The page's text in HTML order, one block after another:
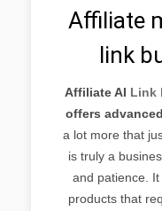
Affiliate
link
Affiliate AI Link
offers
a lot more that
is truly a
and patience.
products that